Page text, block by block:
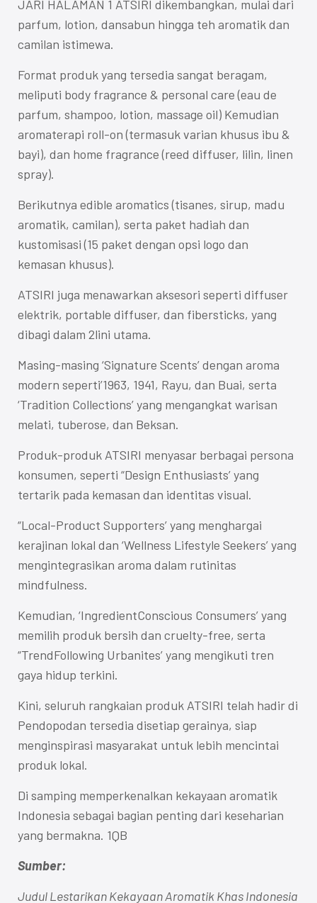
JARI HALAMAN 1 ATSIRI dikembangkan, mulai dari
parfum, lotion, dansabun hingga teh aromatik dan
camilan istimewa.
Format produk yang tersedia sangat beragam,
meliputi body fragrance & personal care (eau de
parfum, shampoo, lotion, massage oil) Kemudian
aromaterapi roll-on (termasuk varian khusus ibu &
bayi), dan home fragrance (reed diffuser, lilin, linen
spray).
Berikutnya edible aromatics (tisanes, sirup, madu
aromatik, camilan), serta paket hadiah dan
kustomisasi (15 paket dengan opsi logo dan
kemasan khusus).
ATSIRI juga menawarkan aksesori seperti diffuser
elektrik, portable diffuser, dan fibersticks, yang
dibagi dalam 2lini utama.
Masing-masing ‘Signature Scents’ dengan aroma
modern seperti’1963, 1941, Rayu, dan Buai, serta
‘Tradition Collections’ yang mengangkat warisan
melati, tuberose, dan Beksan.
Produk-produk ATSIRI menyasar berbagai persona
konsumen, seperti “Design Enthusiasts’ yang
tertarik pada kemasan dan identitas visual.
“Local-Product Supporters’ yang menghargai
kerajinan lokal dan ‘Wellness Lifestyle Seekers’ yang
mengintegrasikan aroma dalam rutinitas
mindfulness.
Kemudian, ‘IngredientConscious Consumers’ yang
memilih produk bersih dan cruelty-free, serta
“TrendFollowing Urbanites’ yang mengikuti tren
gaya hidup terkini.
Kini, seluruh rangkaian produk ATSIRI telah hadir di
Pendopodan tersedia disetiap gerainya, siap
menginspirasi masyarakat untuk lebih mencintai
produk lokal.
Di samping memperkenalkan kekayaan aromatik
Indonesia sebagai bagian penting dari keseharian
yang bermakna. 1QB
Sumber:
Judul Lestarikan Kekayaan Aromatik Khas Indonesia